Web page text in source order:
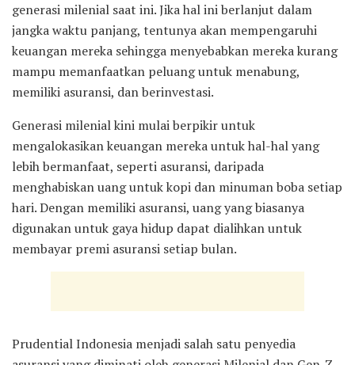
generasi milenial saat ini. Jika hal ini berlanjut dalam
jangka waktu panjang, tentunya akan mempengaruhi
keuangan mereka sehingga menyebabkan mereka kurang
mampu memanfaatkan peluang untuk menabung,
memiliki asuransi, dan berinvestasi.
Generasi milenial kini mulai berpikir untuk
mengalokasikan keuangan mereka untuk hal-hal yang
lebih bermanfaat, seperti asuransi, daripada
menghabiskan uang untuk kopi dan minuman boba setiap
hari. Dengan memiliki asuransi, uang yang biasanya
digunakan untuk gaya hidup dapat dialihkan untuk
membayar premi asuransi setiap bulan.
Prudential Indonesia menjadi salah satu penyedia